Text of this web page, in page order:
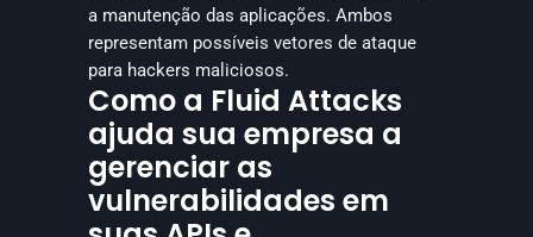
a manutenção das aplicações. Ambos
representam possíveis vetores de ataque
para hackers maliciosos.
Como a Fluid Attacks
ajuda sua empresa a
gerenciar as
vulnerabilidades em